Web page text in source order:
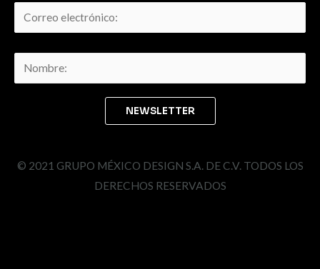
© 2021 GRUPO MÉXICO DESIGN S.A. DE C.V. TODOS LOS
DERECHOS RESERVADOS